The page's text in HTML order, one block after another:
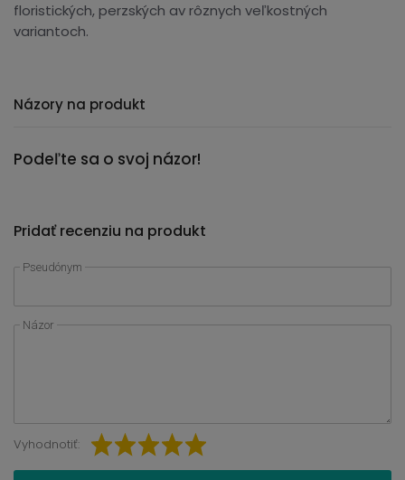
floristických, perzských av rôznych veľkostných
variantoch.
Názory na produkt
Podeľte sa o svoj názor!
Pridať recenziu na produkt
Pseudónym
Názor
Vyhodnotiť: